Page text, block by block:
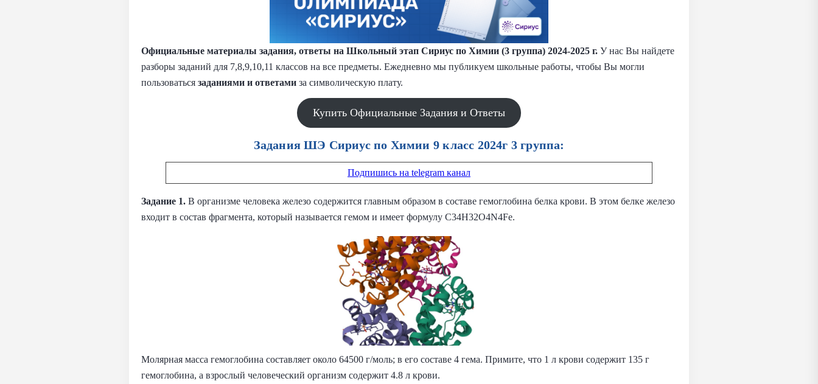
Официальные материалы задания, ответы на Школьный этап Сириус по Химии (3 группа) 2024-2025 г. У нас Вы найдете
разборы заданий для 7,8,9,10,11 классов на все предметы. Ежедневно мы публикуем школьные работы, чтобы Вы могли
пользоваться заданиями и ответами за символическую плату.
Купить Официальные Задания и Ответы
Задания ШЭ Сириус по Химии 9 класс 2024г 3 группа:
Подпишись на telegram канал
Задание 1. В организме человека железо содержится главным образом в составе гемоглобина белка крови. В этом белке железо
входит в состав фрагмента, который называется гемом и имеет формулу C34H32O4N4Fe.
Молярная масса гемоглобина составляет около 64500 г/моль; в его составе 4 гема. Примите, что 1 л крови содержит 135 г
гемоглобина, а взрослый человеческий организм содержит 4.8 л крови.